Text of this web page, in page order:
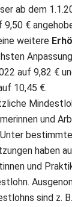
ab dem
€
weitere
auf 9,82 €
10,45 €.
und
haben
und
sind z.